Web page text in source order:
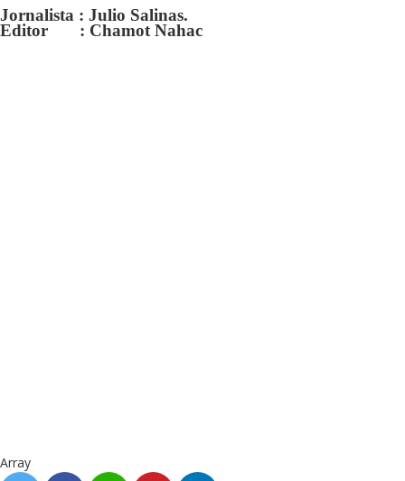
Jornalista : Julio Salinas.
Editor : Chamot Nahac
Array